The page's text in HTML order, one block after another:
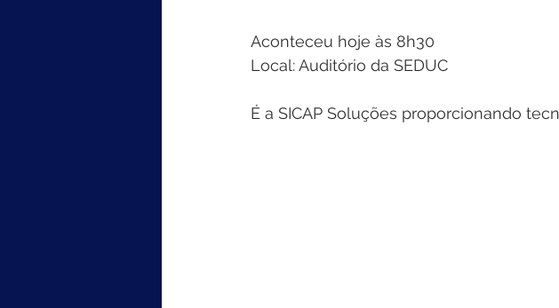
Aconteceu hoje às 8h30
Local: Auditório da SEDUC
É a SICAP Soluções proporcionando